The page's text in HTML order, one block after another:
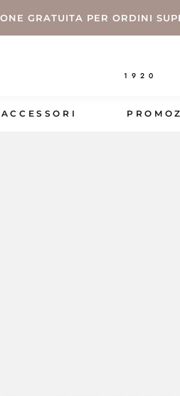
GRATUITA PER ORDINI
1920
ACCESSORI